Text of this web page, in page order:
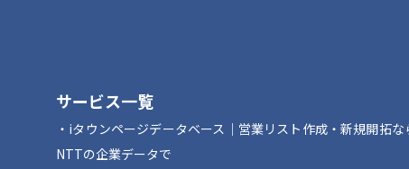
サービス一覧
iタウンページデータベース｜営業リスト作成・新規開拓な
NTTの企業データで